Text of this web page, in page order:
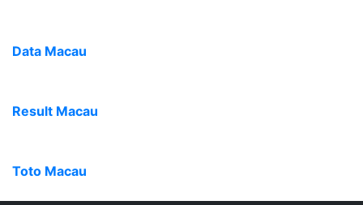
Data Macau
Result Macau
Toto Macau